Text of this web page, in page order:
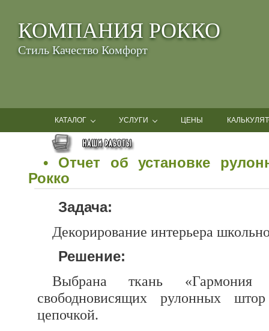
КОМПАНИЯ РОККО
Стиль Качество Комфорт
КАТАЛОГ УСЛУГИ ЦЕНЫ
• Отчет об установке
Рокко
Задача:
Декорирование интерьера
Решение:
Выбрана ткань «Гармония
свободновисящих рулонных
цепочкой.